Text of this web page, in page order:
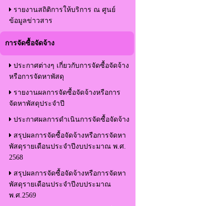
รายงานสถิติการให้บริการ ณ ศูนย์
ข้อมูลข่าวสาร
การจัดซื้อจัดจ้าง
ประกาศต่างๆ เกี่ยวกับการจัดซื้อจัดจ้าง
หรือการจัดหาพัสดุ
รายงานผลการจัดซื้อจัดจ้างหรือการ
จัดหาพัสดุประจำปี
ประกาศผลการดำเนินการจัดซื้อจัดจ้าง
สรุปผลการจัดซื้อจัดจ้างหรือการจัดหา
พัสดุรายเดือนประจำปีงบประมาณ พ.ศ.
2568
สรุปผลการจัดซื้อจัดจ้างหรือการจัดหา
พัสดุรายเดือนประจำปีงบประมาณ
พ.ศ.2569